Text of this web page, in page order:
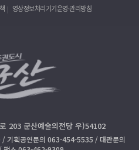
영상정보처리기기운영·관리방침
203 군산예술의전당 우)54102
획공연문의 063-454-5535 / 대관문의